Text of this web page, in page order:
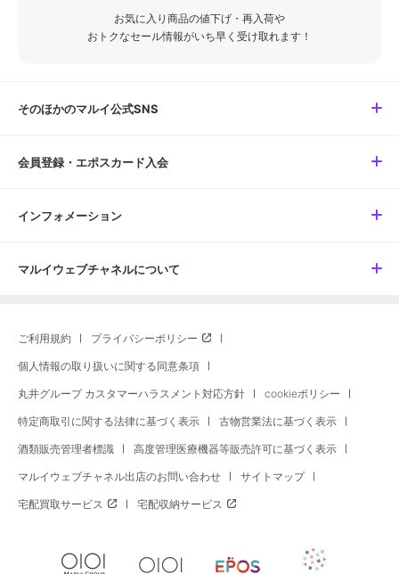
お気に入り商品の値下げ・再入荷や
おトクなセール情報がいち早く受け取れます！
そのほかのマルイ公式SNS
会員登録・エポスカード入会
インフォメーション
マルイウェブチャネルについて
ご利用規約 プライバシーポリシー
個人情報の取り扱いに関する同意条項
丸井グループ カスタマーハラスメント対応方針 cookieポリシー
特定商取引に関する法律に基づく表示 古物営業法に基づく表示
酒類販売管理者標識 高度管理医療機器等販売許可に基づく表示
マルイウェブチャネル出店のお問い合わせ サイトマップ
宅配買取サービス 宅配収納サービス